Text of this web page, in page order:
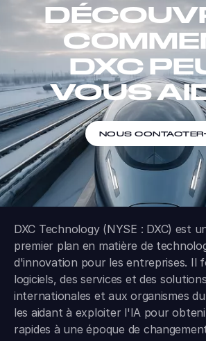
DXC
VOUS
NOUS CONTACTER
DXC Technology (NYSE : DXC) est
premier plan en matière de
d'innovation pour les entreprises. Il
logiciels, des services et des
internationales et aux organismes
les aidant à exploiter l'IA pour
rapides à une époque de